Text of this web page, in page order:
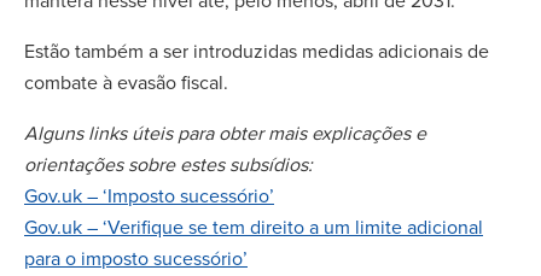
Estão também a ser introduzidas medidas adicionais de
combate à evasão fiscal.
Alguns links úteis para obter mais explicações e
orientações sobre estes subsídios:
Gov.uk – ‘Imposto sucessório’
Gov.uk – ‘Verifique se tem direito a um limite adicional
para o imposto sucessório’